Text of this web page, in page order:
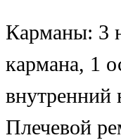
Карманы: 3
кармана, 1
внутренний
Плечевой